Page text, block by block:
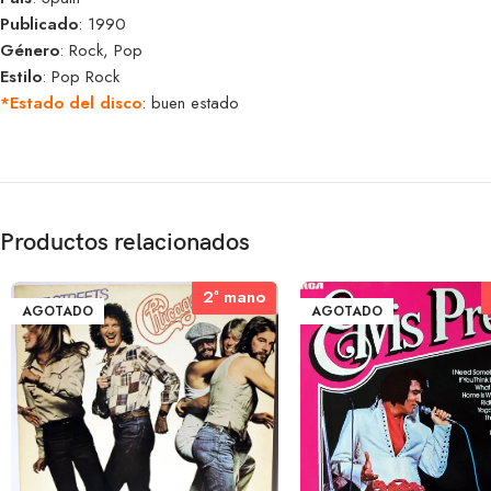
Publicado: 1990
Género: Rock, Pop
Estilo: Pop Rock
*Estado del disco: buen estado
Productos relacionados
AGOTADO
2ª mano
2ª mano
AGOTADO